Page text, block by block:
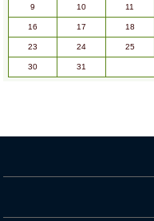
9 10 11
16 17 18
23 24 25
30 31